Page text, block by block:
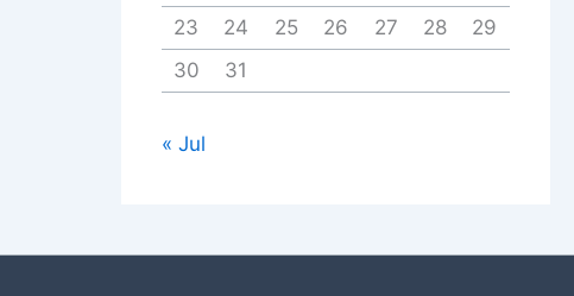
23
24 25 26 27 28
29
30
31
« Jul